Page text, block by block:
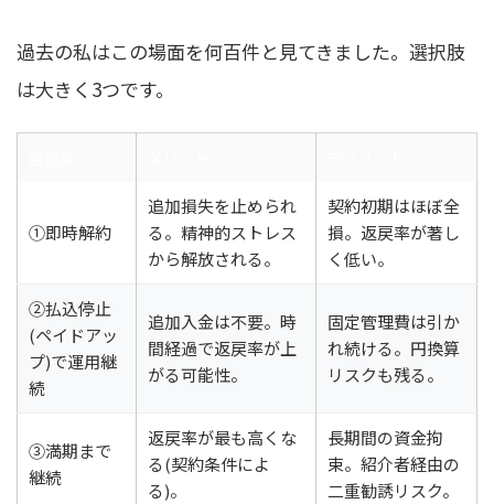
過去の私はこの場面を何百件と見てきました。選択肢
は大きく3つです。
①即時解約
追加損失を止められ
る。精神的ストレス
から解放される。
契約初期はほぼ全
損。返戻率が著し
く低い。
②払込停止
(ペイドアッ
プ)で運用継
続
追加入金は不要。時
間経過で返戻率が上
がる可能性。
固定管理費は引か
れ続ける。円換算
リスクも残る。
③満期まで
継続
返戻率が最も高くな
る(契約条件によ
る)。
長期間の資金拘
束。紹介者経由の
二重勧誘リスク。